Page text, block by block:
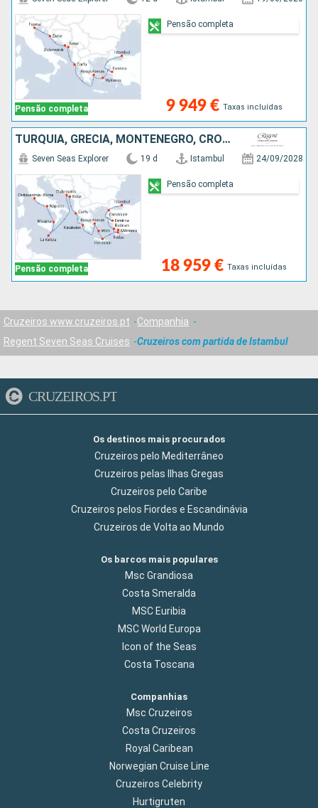
Pensão completa 9 949 € Taxas incluídas
Pensão completa
TURQUIA, GRÉCIA, MONTENEGRO, CROÁCIA, MALTA, ITÁLIA
Pensão completa
Seven Seas Explorer 19 d Istambul 24/09/2028
18 959 € Taxas incluídas
Pensão completa
Cruzeiros www.cruzeiros.pt
Companhia
Regent Seven Seas Cruises
Cruzeiros com partida de Istambul
CRUZEIROS.PT
Os destinos mais procurados
Cruzeiros pelo Mediterrâneo
Cruzeiros pelas Ilhas Gregas
Cruzeiros pelo Caribe
Cruzeiros pelos Fiordes e Escandinávia
Cruzeiros de Volta ao Mundo
Os barcos mais populares
Msc Grandiosa
Costa Smeralda
MSC Euribia
MSC World Europa
Icon of the Seas
Costa Toscana
Companhias
Msc Cruzeiros
Costa Cruzeiros
Royal Caribean
Norwegian Cruise Line
Cruzeiros Celebrity
Hurtigruten